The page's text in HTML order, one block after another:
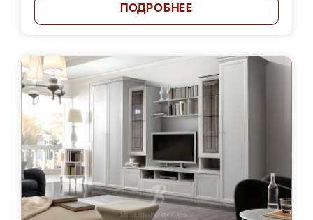
ПОДРОБНЕЕ